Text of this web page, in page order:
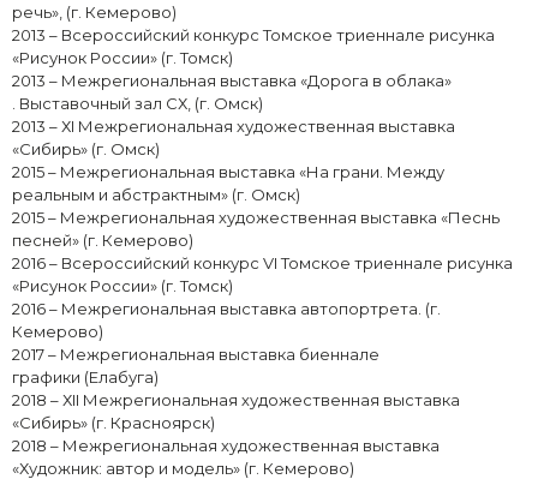
речь», (г. Кемерово)
2013 – Всероссийский конкурс Томское триеннале рисунка
«Рисунок России» (г. Томск)
2013 – Межрегиональная выставка «Дорога в облака»
. Выставочный зал СХ, (г. Омск)
2013 – ХI Межрегиональная художественная выставка
«Сибирь» (г. Омск)
2015 – Межрегиональная выставка «На грани. Между
реальным и абстрактным» (г. Омск)
2015 – Межрегиональная художественная выставка «Песнь
песней» (г. Кемерово)
2016 – Всероссийский конкурс VI Томское триеннале рисунка
«Рисунок России» (г. Томск)
2016 – Межрегиональная выставка автопортрета. (г.
Кемерово)
2017 – Межрегиональная выставка биеннале
графики (Елабуга)
2018 – ХII Межрегиональная художественная выставка
«Сибирь» (г. Красноярск)
2018 – Межрегиональная художественная выставка
«Художник: автор и модель» (г. Кемерово)